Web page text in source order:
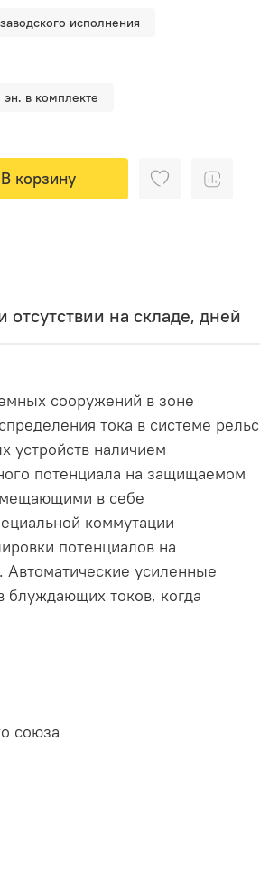
В корзину
исполнения
в комплекте
отсутствии на складе, дней
сооружений в зоне
тока в системе рельс
наличием
потенциала на защищаемом
в себе
коммутации
потенциалов на
усиленные
блуждающих токов, когда
союза